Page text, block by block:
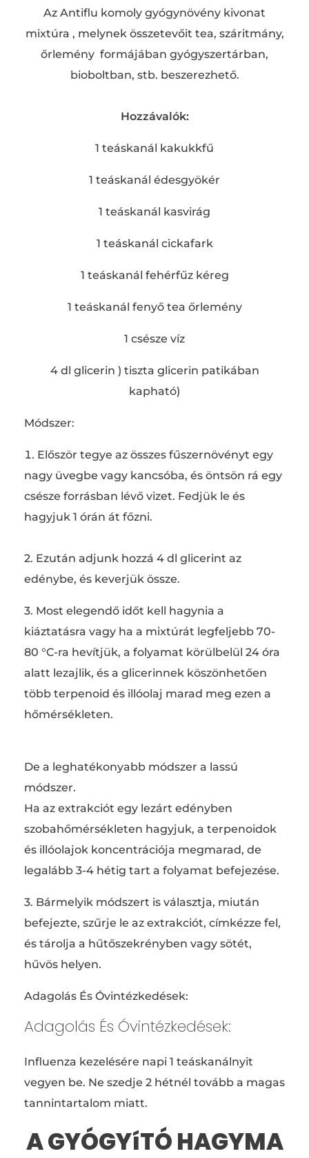
Az Antiflu komoly gyógynövény kivonat
mixtúra , melynek összetevőit tea, száritmány,
őrlemény formájában gyógyszertárban,
bioboltban, stb. beszerezhető.
Hozzávalók:
1 teáskanál kakukkfű
1 teáskanál édesgyökér
1 teáskanál kasvirág
1 teáskanál cickafark
1 teáskanál fehérfűz kéreg
1 teáskanál fenyő tea őrlemény
1 csésze víz
4 dl glicerin ) tiszta glicerin patikában
kapható)
Módszer:
Először tegye az összes fűszernövényt egy
nagy üvegbe vagy kancsóba, és öntsön rá egy
csésze forrásban lévő vizet. Fedjük le és
hagyjuk 1 órán át főzni.
2. Ezután adjunk hozzá 4 dl glicerint az
edénybe, és keverjük össze.
3. Most elegendő időt kell hagynia a
kiáztatásra vagy ha a mixtúrát legfeljebb 70-
80 °C-ra hevítjük, a folyamat körülbelül 24 óra
alatt lezajlik, és a glicerinnek köszönhetően
több terpenoid és illóolaj marad meg ezen a
hőmérsékleten.
De a leghatékonyabb módszer a lassú
módszer.
Ha az extrakciót egy lezárt edényben
szobahőmérsékleten hagyjuk, a terpenoidok
és illóolajok koncentrációja megmarad, de
legalább 3-4 hétig tart a folyamat befejezése.
3. Bármelyik módszert is választja, miután
befejezte, szűrje le az extrakciót, címkézze fel,
és tárolja a hűtőszekrényben vagy sötét,
hűvös helyen.
Adagolás És Óvintézkedések:
Adagolás És Óvintézkedések:
Influenza kezelésére napi 1 teáskanálnyit
vegyen be. Ne szedje 2 hétnél tovább a magas
tannintartalom miatt.
A GYÓGYíTÓ HAGYMA